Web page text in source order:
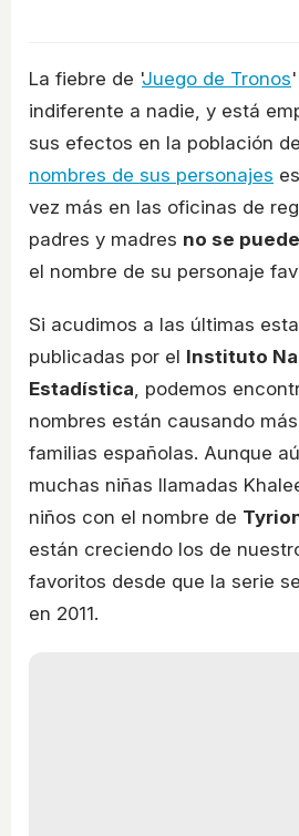
La fiebre de ' Juego de Tronos
indiferente a nadie, y está
sus efectos en la población
nombres de sus personajes
vez más en las oficinas de
padres y madres no se
el nombre de su personaje
Si acudimos a las últimas
publicadas por el Instituto
Estadística, podemos
nombres están causando
familias españolas. Aunque
muchas niñas llamadas
niños con el nombre de
están creciendo los de
favoritos desde que la serie
en 2011.